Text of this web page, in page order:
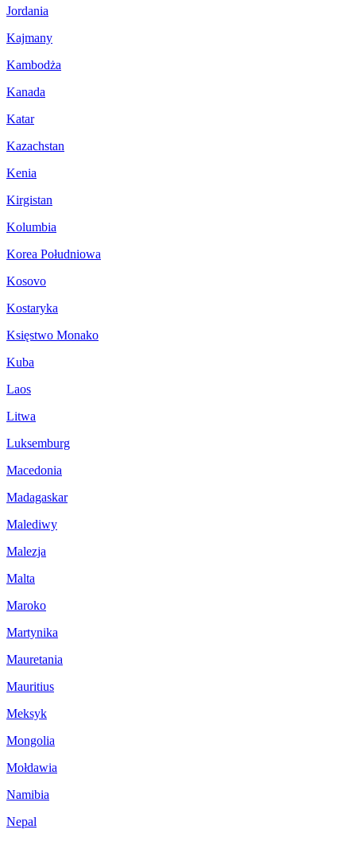
Jordania
Kajmany
Kambodża
Kanada
Katar
Kazachstan
Kenia
Kirgistan
Kolumbia
Korea Południowa
Kosovo
Kostaryka
Księstwo Monako
Kuba
Laos
Litwa
Luksemburg
Macedonia
Madagaskar
Malediwy
Malezja
Malta
Maroko
Martynika
Mauretania
Mauritius
Meksyk
Mongolia
Mołdawia
Namibia
Nepal